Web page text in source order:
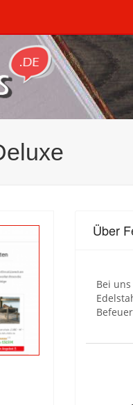
Über
Bei
Befeuer